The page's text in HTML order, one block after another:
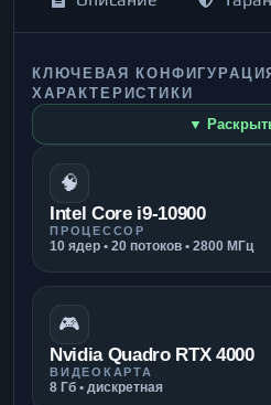
КЛЮЧЕВАЯ
ХАРАКТЕРИСТИКИ
▼
🧠
Intel Core i9-10900
ПРОЦЕССОР
10 ядер • 20 потоков • 2800 МГц
🎮
Nvidia Quadro RTX 4000
ВИДЕОКАРТА
8 Гб • дискретная